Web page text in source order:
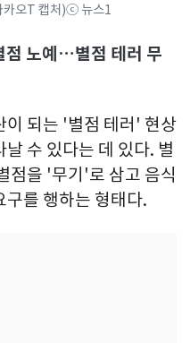
카오T 캡처)ⓒ 뉴스1
노예…별점 테러 무
이 되는 '별점 테러' 현상
수 있다는 데 있다. 별
점을 '무기'로 삼고 음식
구를 행하는 형태다.